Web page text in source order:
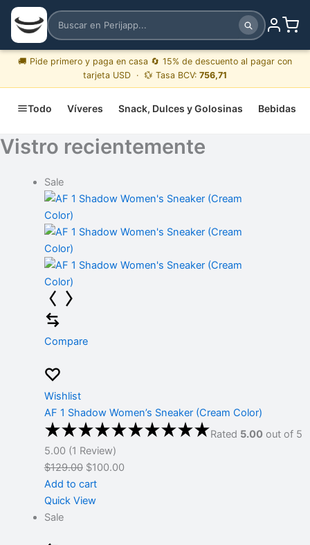
🚚 Pide primero y paga en casa 🔄 15% de descuento al pagar con
tarjeta USD · 💱 Tasa BCV: 756,71
Todo Víveres Snack, Dulces y Golosinas Bebidas
Vistro recientemente
Sale
Compare
Wishlist
AF 1 Shadow Women’s Sneaker (Cream Color)
Rated 5.00out of 5
5.00 (1 Review)
$129.00 $100.00
Add to cart
Quick View
Sale